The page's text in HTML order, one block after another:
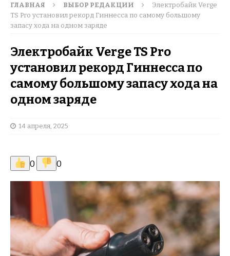
ГЛАВНАЯ ВЫБОР РЕДАКЦИИ
Электробайк Verge
TS Pro установил рекорд Гиннесса по самому большому
запасу хода на одном заряде
Электробайк Verge TS Pro
установил рекорд Гиннесса по
самому большому запасу хода на
одном заряде
14 апреля, 2025
0 0